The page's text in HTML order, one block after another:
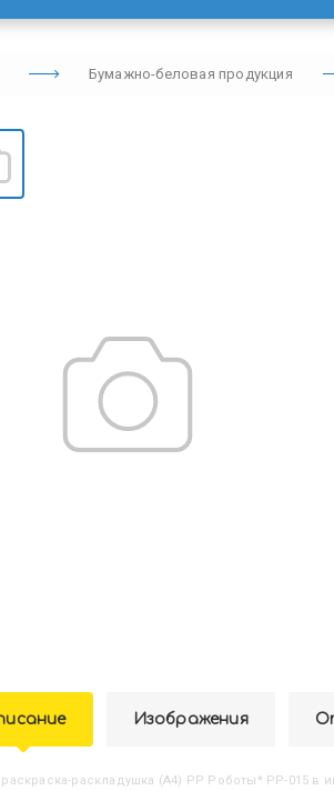
Бумажно-беловая продукция
Изображения
Раскраска-раскладушка (А4) РР Роботы* РР-015 в